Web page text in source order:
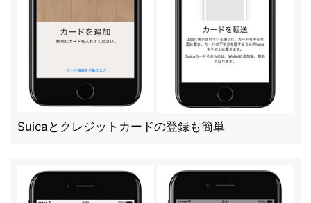
Suicaとクレジットカードの登録も簡単